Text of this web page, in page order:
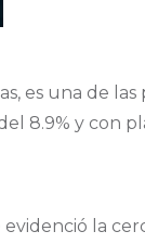
es una de las
8.9% y con
la